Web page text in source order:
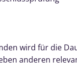
wird für die
anderen